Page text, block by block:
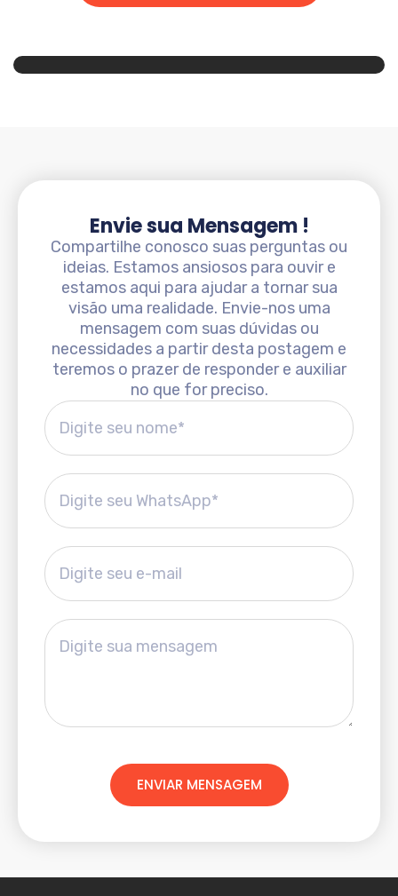
Envie sua Mensagem !
Compartilhe conosco suas perguntas ou
ideias. Estamos ansiosos para ouvir e
estamos aqui para ajudar a tornar sua
visão uma realidade. Envie-nos uma
mensagem com suas dúvidas ou
necessidades a partir desta postagem e
teremos o prazer de responder e auxiliar
no que for preciso.
ENVIAR MENSAGEM